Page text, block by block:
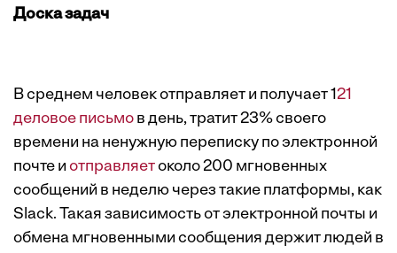
Доска задач
В среднем человек отправляет и получает 121
деловое письмо в день, тратит 23% своего
времени на ненужную переписку по электронной
почте и отправляетоколо 200 мгновенных
сообщений в неделю через такие платформы, как
Slack. Такая зависимость от электронной почты и
обмена мгновенными сообщения держит людей в